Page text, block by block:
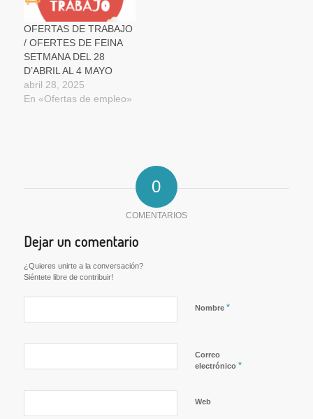
OFERTAS DE TRABAJO
/ OFERTES DE FEINA
SETMANA DEL 28
D’ABRIL AL 4 MAYO
abril 28, 2025
En «Ofertas de empleo»
0
COMENTARIOS
Dejar un comentario
¿Quieres unirte a la conversación?
Siéntete libre de contribuir!
Nombre *
Correo
electrónico *
Web